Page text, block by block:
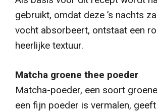
gebruikt, omdat deze ’s nachts
vocht absorbeert, ontstaat een
heerlijke textuur.
Matcha groene thee poeder
Matcha-poeder, een soort
een fijn poeder is vermalen,